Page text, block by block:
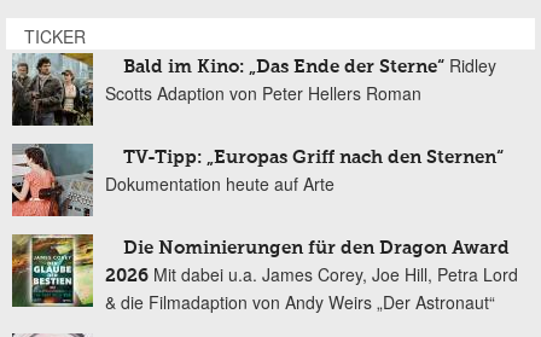
TICKER
Bald im Kino: „Das Ende der Sterne“ Ridley
Scotts Adaption von Peter Hellers Roman
TV-Tipp: „Europas Griff nach den Sternen“
Dokumentation heute auf Arte
Die Nominierungen für den Dragon Award
2026 Mit dabei u.a. James Corey, Joe Hill, Petra Lord
& die Filmadaption von Andy Weirs „Der Astronaut“